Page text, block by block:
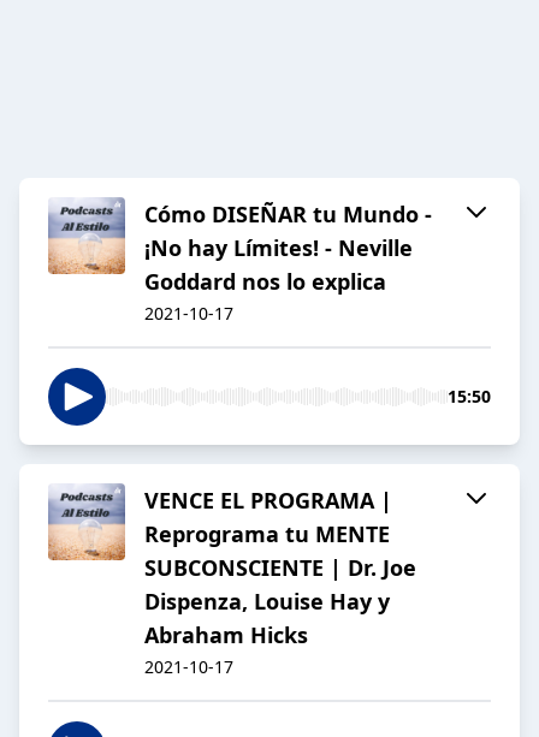
Cómo DISEÑAR tu Mundo -
¡No hay Límites! - Neville
Goddard nos lo explica
2021-10-17
15:50
VENCE EL PROGRAMA |
Reprograma tu MENTE
SUBCONSCIENTE | Dr. Joe
Dispenza, Louise Hay y
Abraham Hicks
2021-10-17